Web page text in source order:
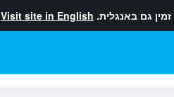
זמין גם באנגלית. Visit site in English